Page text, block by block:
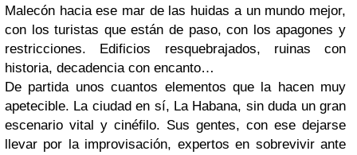
Malecón hacia ese mar de las huidas a un mundo mejor,
con los turistas que están de paso, con los apagones y
restricciones. Edificios resquebrajados, ruinas con
historia, decadencia con encanto…
De partida unos cuantos elementos que la hacen muy
apetecible. La ciudad en sí, La Habana, sin duda un gran
escenario vital y cinéfilo. Sus gentes, con ese dejarse
llevar por la improvisación, expertos en sobrevivir ante